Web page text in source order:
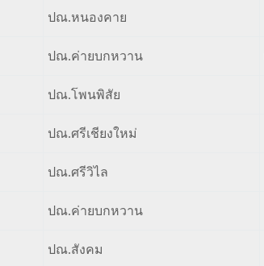
ปณ.หนองคาย
ปณ.ค่ายบกหวาน
ปณ.โพนพิสัย
ปณ.ศรีเชียงใหม่
ปณ.ศรีวิไล
ปณ.ค่ายบกหวาน
ปณ.สังคม